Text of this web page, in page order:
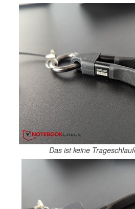
Das ist keine